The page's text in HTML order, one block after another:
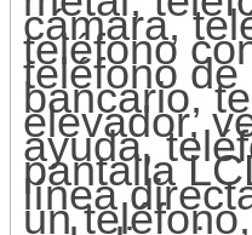
cámara,
teléfono
teléfono de
bancario,
elevador,
ayuda,
pantalla
línea
un